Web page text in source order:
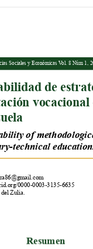
Sociales y Económicas Vol. 8 Núm 1,
Resumen
de
of
technical
0000-0003-3135-6635
Zulia.